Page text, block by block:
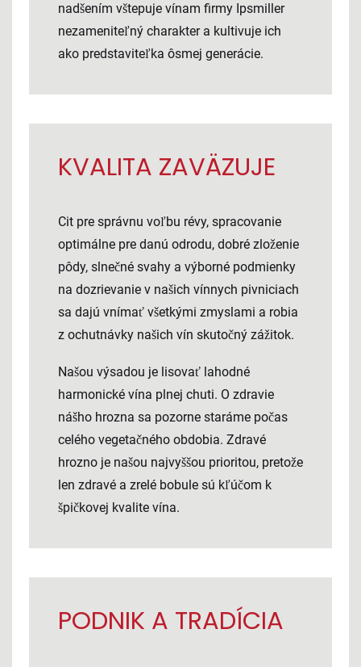
nadšením vštepuje vínam firmy Ipsmiller
nezameniteľný charakter a kultivuje ich
ako predstaviteľka ôsmej generácie.
KVALITA ZAVÄZUJE
Cit pre správnu voľbu révy, spracovanie
optimálne pre danú odrodu, dobré zloženie
pôdy, slnečné svahy a výborné podmienky
na dozrievanie v našich vínnych pivniciach
sa dajú vnímať všetkými zmyslami a robia
z ochutnávky našich vín skutočný zážitok.
Našou výsadou je lisovať lahodné
harmonické vína plnej chuti. O zdravie
nášho hrozna sa pozorne staráme počas
celého vegetačného obdobia. Zdravé
hrozno je našou najvyššou prioritou, pretože
len zdravé a zrelé bobule sú kľúčom k
špičkovej kvalite vína.
PODNIK A TRADÍCIA